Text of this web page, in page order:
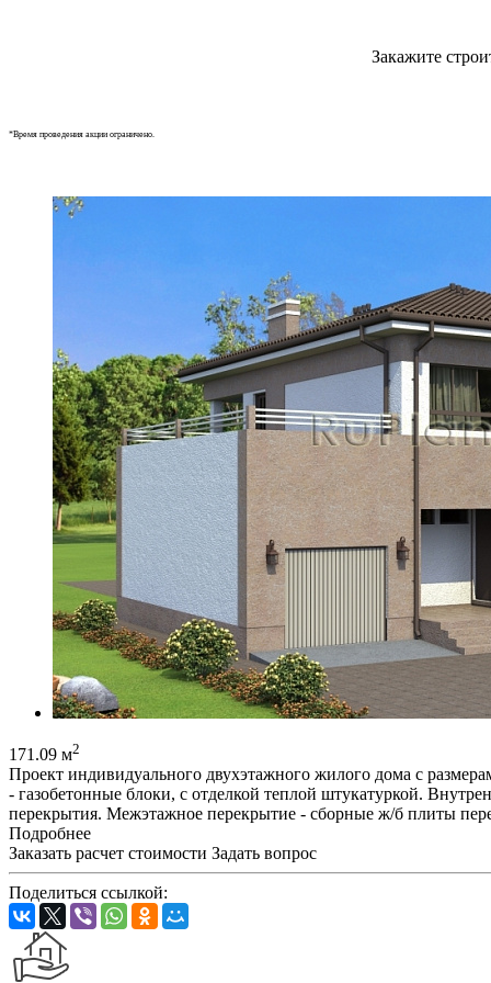
Закажите
*Время проведения акции ограничено.
171.09 м2
Проект индивидуального двухэтажного жилого дома с
- газобетонные блоки, с отделкой теплой штукатуркой.
перекрытия. Межэтажное перекрытие - сборные ж/б плиты
Подробнее
Заказать расчет стоимости Задать вопрос
Поделиться ссылкой: